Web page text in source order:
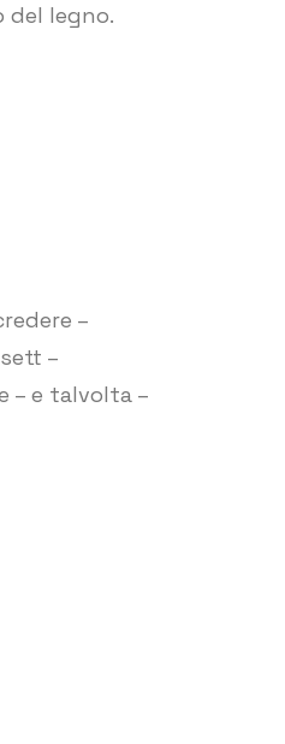
del legno.
–
–
– e talvolta –